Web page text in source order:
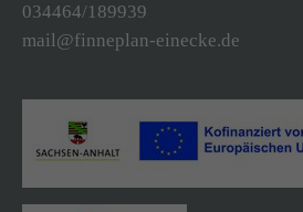
034464/189939
mail@finneplan-einecke.de